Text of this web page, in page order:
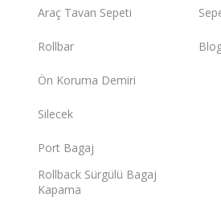
Araç Tavan Sepeti
Rollbar
Ön Koruma Demiri
Silecek
Port Bagaj
Rollback Sürgülü Bagaj
Kapama